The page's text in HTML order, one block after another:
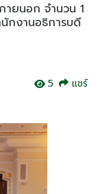
ายนอก จำนวน 1
กงานอธิการบดี
5
แชร์